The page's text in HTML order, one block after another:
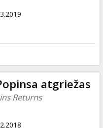
atgriežas
Returns